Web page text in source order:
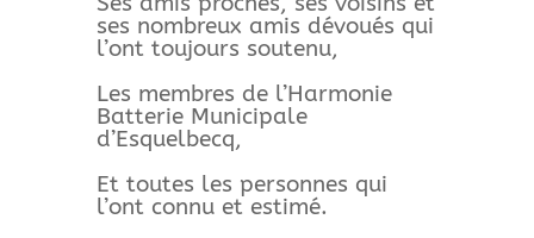
ses nombreux amis dévoués qui
l’ont toujours soutenu,
Les membres de l’Harmonie
Batterie Municipale
d’Esquelbecq,
Et toutes les personnes qui
l’ont connu et estimé.